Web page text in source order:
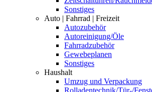
Sonstiges
Auto | Fahrrad | Freizeit
Autozubehör
Autoreinigung/Öle
Fahrradzubehör
Gewebeplanen
Sonstiges
Haushalt
Umzug und Verpackung